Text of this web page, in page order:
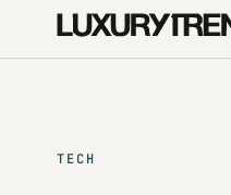
TECH